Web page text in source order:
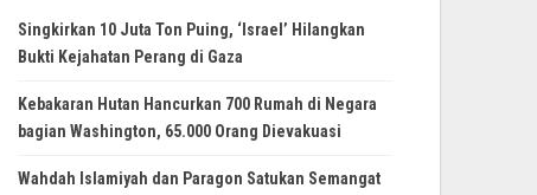
Singkirkan 10 Juta Ton Puing, ‘Israel’ Hilangkan
Bukti Kejahatan Perang di Gaza
Kebakaran Hutan Hancurkan 700 Rumah di Negara
bagian Washington, 65.000 Orang Dievakuasi
Wahdah Islamiyah dan Paragon Satukan Semangat